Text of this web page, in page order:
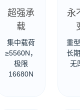
超强承
载
集中载荷
≥5560N，
极限
16680N
永
重
长
无